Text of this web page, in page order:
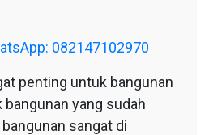
082147102970
penting untuk bangunan
yang sudah
sangat di